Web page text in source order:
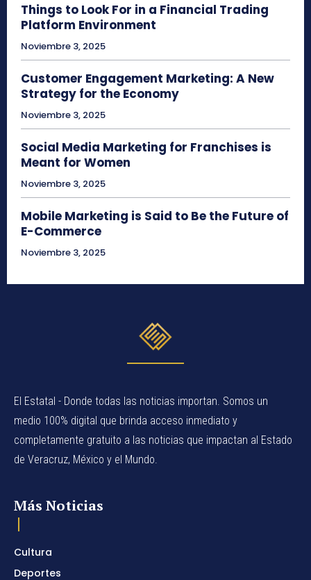
Things to Look For in a Financial Trading
Platform Environment
Noviembre 3, 2025
Customer Engagement Marketing: A New
Strategy for the Economy
Noviembre 3, 2025
Social Media Marketing for Franchises is
Meant for Women
Noviembre 3, 2025
Mobile Marketing is Said to Be the Future of
E-Commerce
Noviembre 3, 2025
El Estatal - Donde todas las noticias importan. Somos un
medio 100% digital que brinda acceso inmediato y
completamente gratuito a las noticias que impactan al Estado
de Veracruz, México y el Mundo.
Más Noticias
Cultura
Deportes